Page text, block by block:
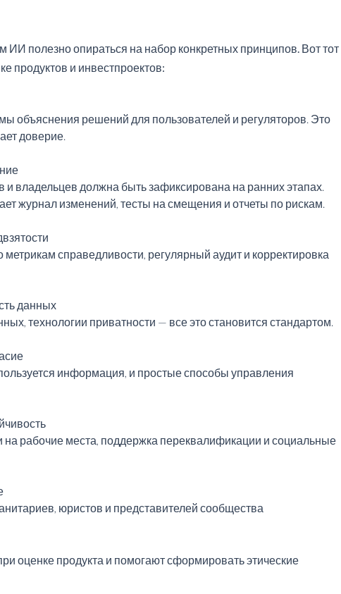
ИИ полезно опираться на набор конкретных принципов. Вот тот
продуктов и инвестпроектов:
объяснения решений для пользователей и регуляторов. Это
доверие.
и владельцев должна быть зафиксирована на ранних этапах.
журнал изменений, тесты на смещения и отчеты по рискам.
справедливости, регулярный аудит и корректировка
данных
технологии приватности — все это становится стандартом.
информация, и простые способы управления
на рабочие места, поддержка переквалификации и социальные
юристов и представителей сообщества
оценке продукта и помогают сформировать этические